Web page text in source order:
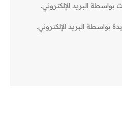
بواسطة البريد الإلكتروني.
بواسطة البريد الإلكتروني.